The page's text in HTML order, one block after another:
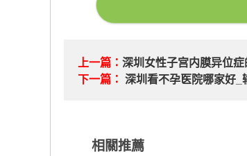
上一篇：深圳女性子宫内膜异位
下一篇： 深圳看不孕医院哪家好_
相關推薦